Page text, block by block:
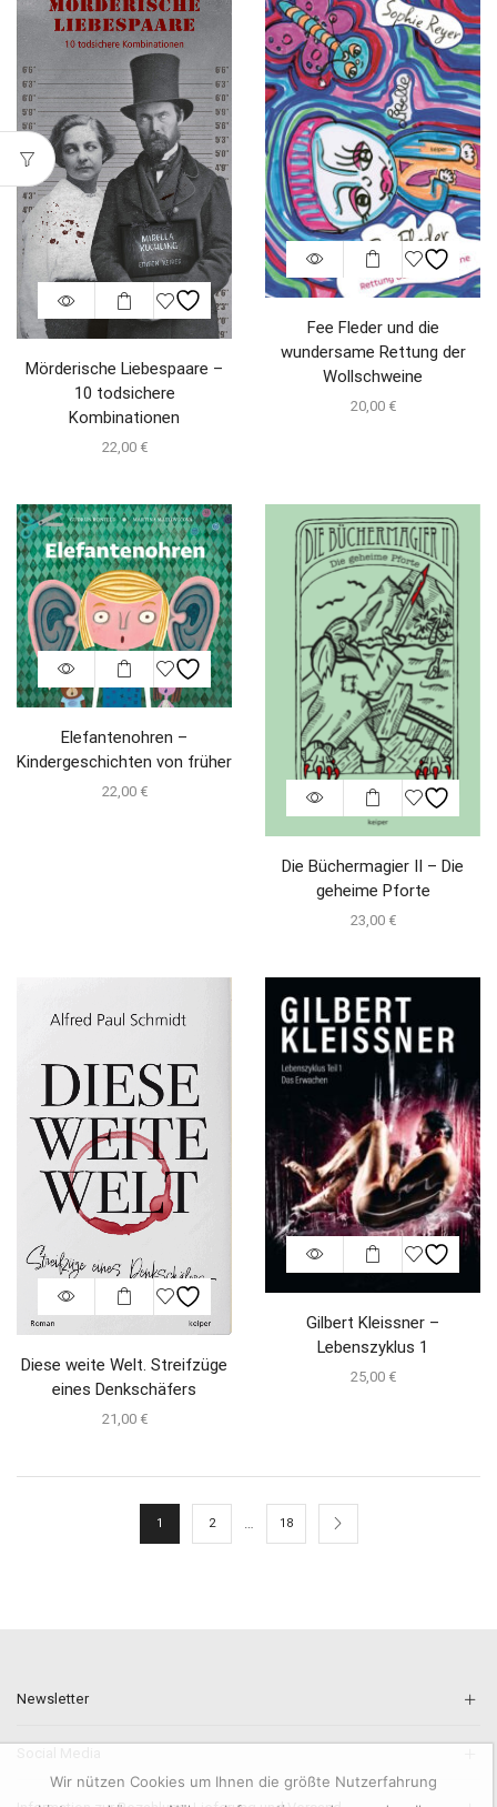
Mörderische Liebespaare –
10 todsichere
Kombinationen
22,00 €
Fee Fleder und die
wundersame Rettung der
Wollschweine
20,00 €
Elefantenohren –
Kindergeschichten von früher
22,00 €
Die Büchermagier II – Die
geheime Pforte
23,00 €
Diese weite Welt. Streifzüge
eines Denkschäfers
21,00 €
Gilbert Kleissner –
Lebenszyklus 1
25,00 €
1 2 18
Newsletter
Wir nützen Cookies um Ihnen die größte Nutzerfahrung